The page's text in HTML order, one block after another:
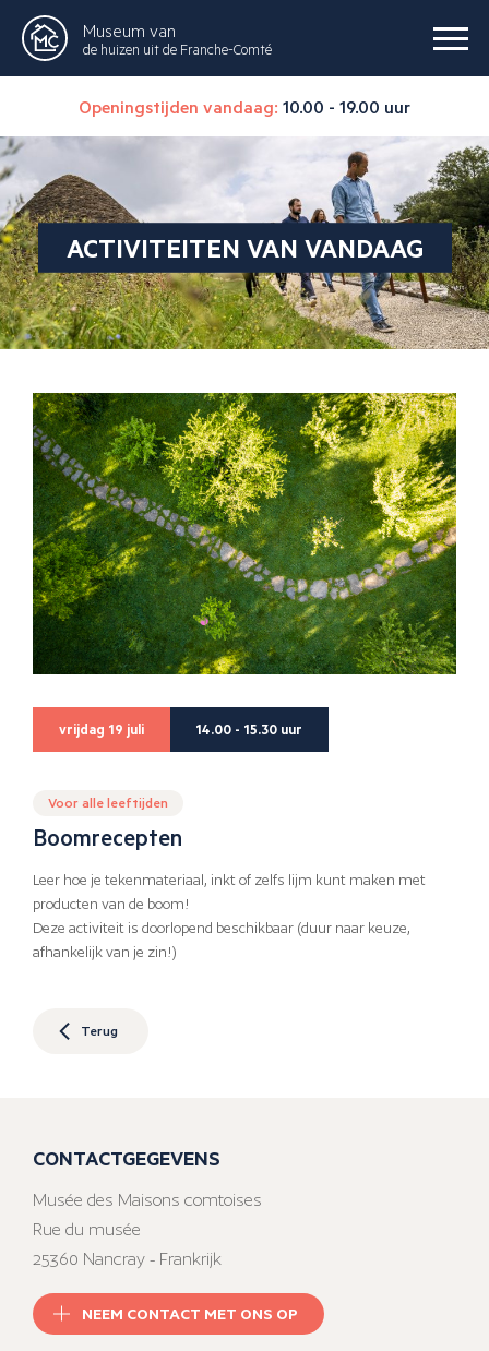
Museum van
de huizen uit de Franche-Comté
Openingstijden vandaag: 10.00 - 19.00 uur
ACTIVITEITEN VAN VANDAAG
vrijdag 19 juli 14.00 - 15.30 uur
Voor alle leeftijden
Boomrecepten
Leer hoe je tekenmateriaal, inkt of zelfs lijm kunt maken met
producten van de boom!
Deze activiteit is doorlopend beschikbaar (duur naar keuze,
afhankelijk van je zin!)
Terug
CONTACTGEGEVENS
Musée des Maisons comtoises
Rue du musée
25360 Nancray - Frankrijk
NEEM CONTACT MET ONS OP